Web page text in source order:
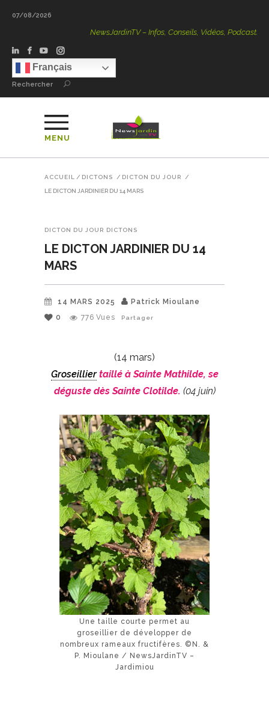
07/08/2026
NewsJardinTV – Infos, Conseils, Vidéos, Podcasts – 100 %
Français
Rechercher
MENU
ACCUEIL / DICTONS / DICTON DU JOUR /
LE DICTON JARDINIER DU 14 MARS
DICTON DU JOUR DICTONS
LE DICTON JARDINIER DU 14
MARS
14 MARS 2025
Patrick Mioulane
0
776 Vues Partager
(14 mars)
Groseilliertaillé à Sainte Mathilde, se
déguste dès Sainte Clotilde. (04 juin)
Une taille courte permet au
groseillier de développer de
nombreux rameaux fructifères. ©N. &
P. Mioulane / NewsJardinTV –
Jardimiou